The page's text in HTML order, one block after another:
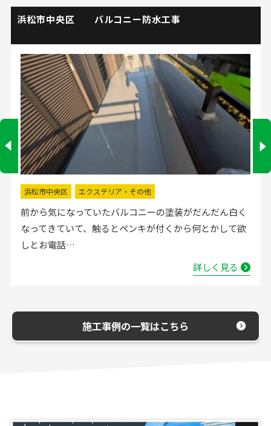
掛川市 流し台水栓取替工事
掛川市 水回りリフォーム
流し台の水栓が壊れたので直してほしいと弊社にお電話
いただきました。確認した所、水栓の吐水が落ちたよう
で取替する…
詳しく見る
施工事例の一覧はこちら